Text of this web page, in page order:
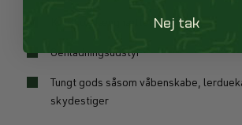
Genladningsudstyr
Tungt gods såsom våbenskabe,
skydestiger
Nej tak